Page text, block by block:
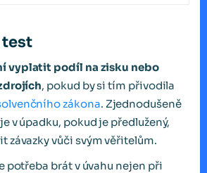
test
vyplatit podíl na zisku nebo
, pokud by si tím přivodila
zákona. Zjednodušeně
v úpadku, pokud je předlužený,
závazky vůči svým věřitelům.
potřeba brát v úvahu nejen při